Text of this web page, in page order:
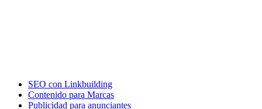
SEO con Linkbuilding
Contenido para Marcas
Publicidad para anunciantes